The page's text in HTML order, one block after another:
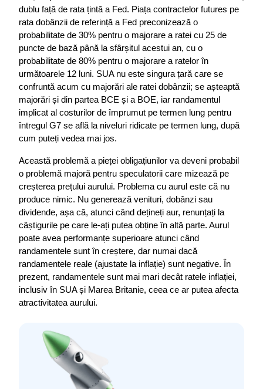
dublu față de rata țintă a Fed. Piața contractelor futures pe
rata dobânzii de referință a Fed preconizează o
probabilitate de 30% pentru o majorare a ratei cu 25 de
puncte de bază până la sfârșitul acestui an, cu o
probabilitate de 80% pentru o majorare a ratelor în
următoarele 12 luni. SUA nu este singura țară care se
confruntă acum cu majorări ale ratei dobânzii; se așteaptă
majorări și din partea BCE și a BOE, iar randamentul
implicat al costurilor de împrumut pe termen lung pentru
întregul G7 se află la niveluri ridicate pe termen lung, după
cum puteți vedea mai jos.
Această problemă a pieței obligațiunilor va deveni probabil
o problemă majoră pentru speculatorii care mizează pe
creșterea prețului aurului. Problema cu aurul este că nu
produce nimic. Nu generează venituri, dobânzi sau
dividende, așa că, atunci când dețineți aur, renunțați la
câștigurile pe care le-ați putea obține în altă parte. Aurul
poate avea performanțe superioare atunci când
randamentele sunt în creștere, dar numai dacă
randamentele reale (ajustate la inflație) sunt negative. În
prezent, randamentele sunt mai mari decât ratele inflației,
inclusiv în SUA și Marea Britanie, ceea ce ar putea afecta
atractivitatea aurului.